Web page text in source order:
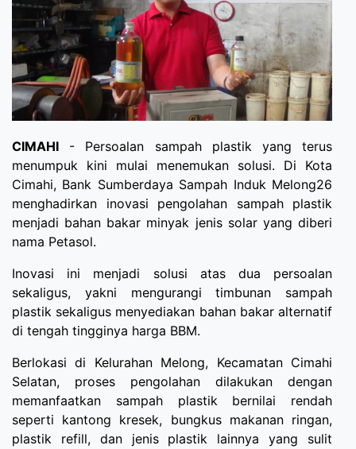
CIMAHI - Persoalan sampah plastik yang terus
menumpuk kini mulai menemukan solusi. Di Kota
Cimahi, Bank Sumberdaya Sampah Induk Melong26
menghadirkan inovasi pengolahan sampah plastik
menjadi bahan bakar minyak jenis solar yang diberi
nama Petasol.
Inovasi ini menjadi solusi atas dua persoalan
sekaligus, yakni mengurangi timbunan sampah
plastik sekaligus menyediakan bahan bakar alternatif
di tengah tingginya harga BBM.
Berlokasi di Kelurahan Melong, Kecamatan Cimahi
Selatan, proses pengolahan dilakukan dengan
memanfaatkan sampah plastik bernilai rendah
seperti kantong kresek, bungkus makanan ringan,
plastik refill, dan jenis plastik lainnya yang sulit